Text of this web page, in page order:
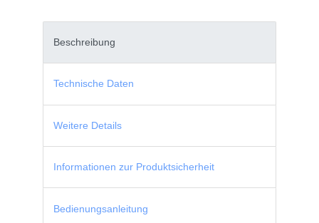
Beschreibung
Technische Daten
Weitere Details
Informationen zur Produktsicherheit
Bedienungsanleitung